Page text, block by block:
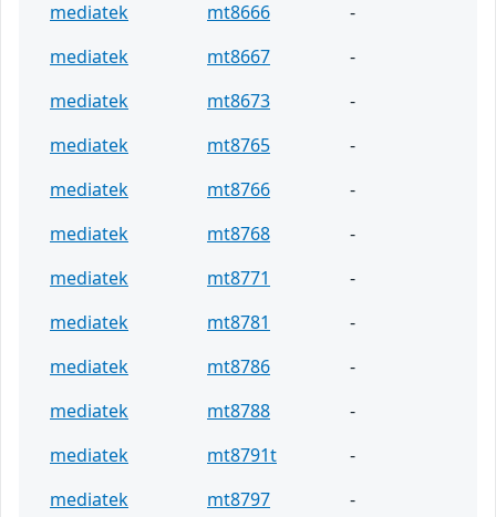
mediatek
mt8666
-
mediatek
mt8667
-
mediatek
mt8673
-
mediatek
mt8765
-
mediatek
mt8766
-
mediatek
mt8768
-
mediatek
mt8771
-
mediatek
mt8781
-
mediatek
mt8786
-
mediatek
mt8788
-
mediatek
mt8791t
-
mediatek
mt8797
-